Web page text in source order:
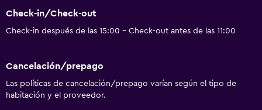
Check-in/Check-out
Check-in después de las 15:00 - Check-out antes de las 11:00
Cancelación/prepago
Las políticas de cancelación/prepago varían según el tipo de
habitación y el proveedor.